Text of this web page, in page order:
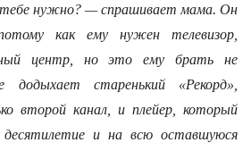
нужно? — спрашивает мама. Он
как ему нужен телевизор,
центр, но это ему брать не
старенький «Рекорд»,
второй канал, и плейер, который
и на всю оставшуюся